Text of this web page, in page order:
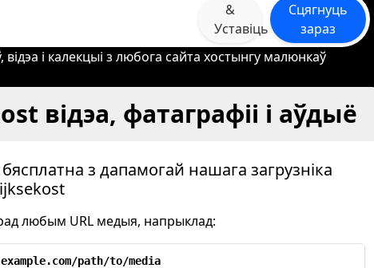
&
Уставіць
Сцягнуць
зараз
і калекцыі з любога сайта хостынгу малюнкаў
відэа, фатаграфіі і аўдыё
з дапамогай нашага загрузніка
любым URL медыя, напрыклад:
path/to/media